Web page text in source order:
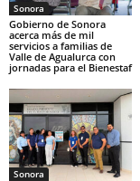
Sonora
Gobierno de Sonora
acerca más de mil
servicios a familias de
Valle de Agualurca con
jornadas para el Bienestaf
Sonora